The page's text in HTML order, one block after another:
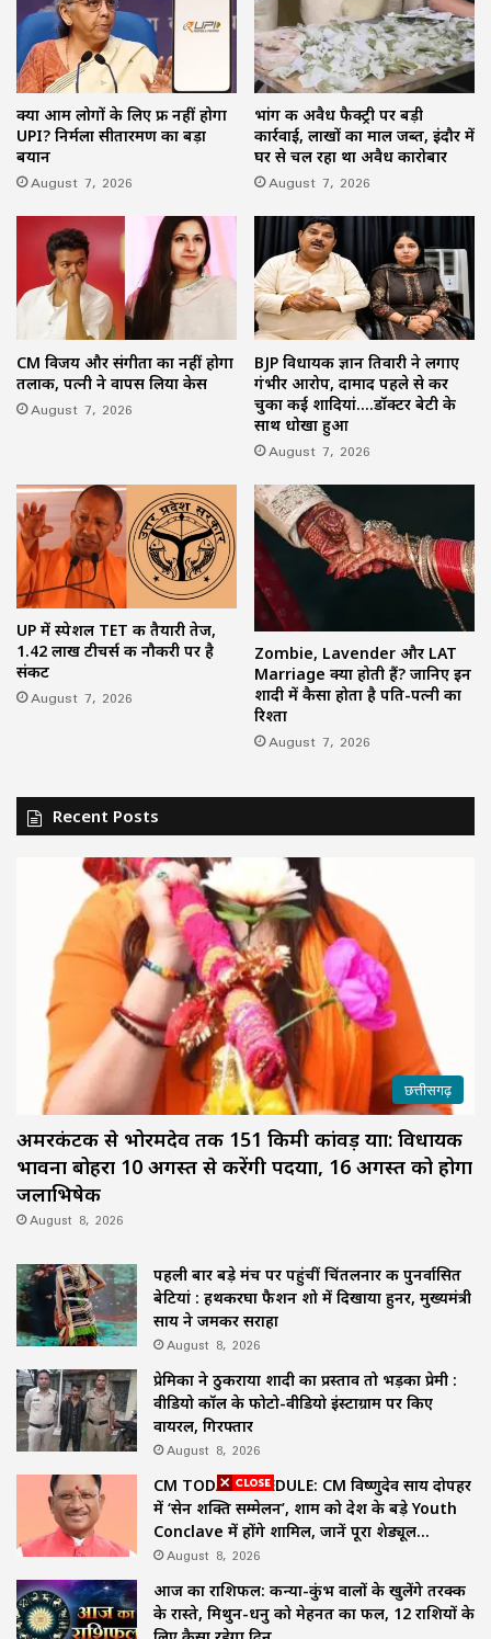
क्या आम लोगों के लिए फ्री नहीं होगा
UPI? निर्मला सीतारमण का बड़ा
बयान
August 7, 2026
भांग की अवैध फैक्ट्री पर बड़ी
कार्रवाई, लाखों का माल जब्त, इंदौर में
घर से चल रहा था अवैध कारोबार
August 7, 2026
CM विजय और संगीता का नहीं होगा
तलाक, पत्नी ने वापस लिया केस
August 7, 2026
BJP विधायक ज्ञान तिवारी ने लगाए
गंभीर आरोप, दामाद पहले से कर
चुका कई शादियां….डॉक्टर बेटी के
साथ धोखा हुआ
August 7, 2026
UP में स्पेशल TET की तैयारी तेज,
1.42 लाख टीचर्स की नौकरी पर है
संकट
August 7, 2026
Zombie, Lavender और LAT
Marriage क्या होती हैं? जानिए इन
शादी में कैसा होता है पति-पत्नी का
रिश्ता
August 7, 2026
Recent Posts
छत्तीसगढ़
अमरकंटक से भोरमदेव तक 151 किमी कांवड़ यात्रा: विधायक
भावना बोहरा 10 अगस्त से करेंगी पदयात्रा, 16 अगस्त को होगा
जलाभिषेक
August 8, 2026
पहली बार बड़े मंच पर पहुंचीं चिंतलनार की पुनर्वासित
बेटियां : हथकरघा फैशन शो में दिखाया हुनर, मुख्यमंत्री
साय ने जमकर सराहा
August 8, 2026
प्रेमिका ने ठुकराया शादी का प्रस्ताव तो भड़का प्रेमी :
वीडियो कॉल के फोटो-वीडियो इंस्टाग्राम पर किए
वायरल, गिरफ्तार
August 8, 2026
CM TODAY SCHEDULE: CM विष्णुदेव साय दोपहर
में ‘सेन शक्ति सम्मेलन’, शाम को देश के बड़े Youth
Conclave में होंगे शामिल, जानें पूरा शेड्यूल…
August 8, 2026
आज का राशिफल: कन्या-कुंभ वालों के खुलेंगे तरक्की
के रास्ते, मिथुन-धनु को मेहनत का फल, 12 राशियों के